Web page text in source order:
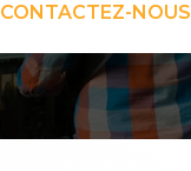
CONTACTEZ-NOUS